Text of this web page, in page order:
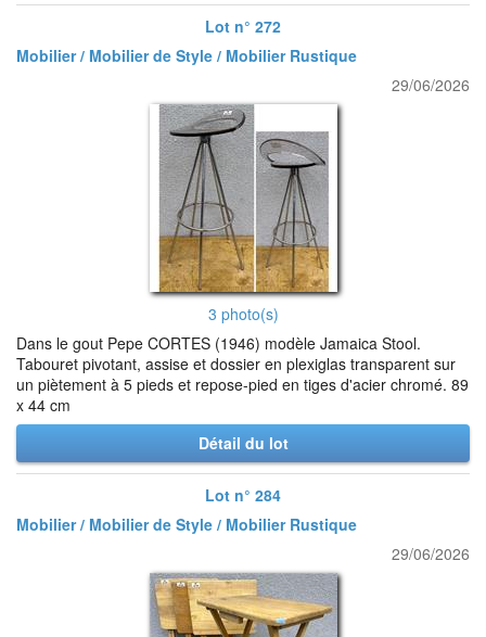
Lot n° 272
Mobilier / Mobilier de Style / Mobilier Rustique
29/06/2026
3 photo(s)
Dans le gout Pepe CORTES (1946) modèle Jamaica Stool.
Tabouret pivotant, assise et dossier en plexiglas transparent sur
un piètement à 5 pieds et repose-pied en tiges d'acier chromé. 89
x 44 cm
Détail du lot
Lot n° 284
Mobilier / Mobilier de Style / Mobilier Rustique
29/06/2026